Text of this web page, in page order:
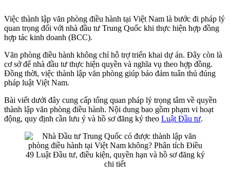
Việc thành lập văn phòng điều hành tại Việt Nam là bước đi pháp lý
quan trọng đối với nhà đầu tư Trung Quốc khi thực hiện hợp đồng
hợp tác kinh doanh (BCC).
Văn phòng điều hành không chỉ hỗ trợ triển khai dự án. Đây còn là
cơ sở để nhà đầu tư thực hiện quyền và nghĩa vụ theo hợp đồng.
Đồng thời, việc thành lập văn phòng giúp bảo đảm tuân thủ đúng
pháp luật Việt Nam.
Bài viết dưới đây cung cấp tổng quan pháp lý trọng tâm về quyền
thành lập văn phòng điều hành. Nội dung bao gồm phạm vi hoạt
động, quy định cần lưu ý và hồ sơ đăng ký theo Luật Đầu tư.